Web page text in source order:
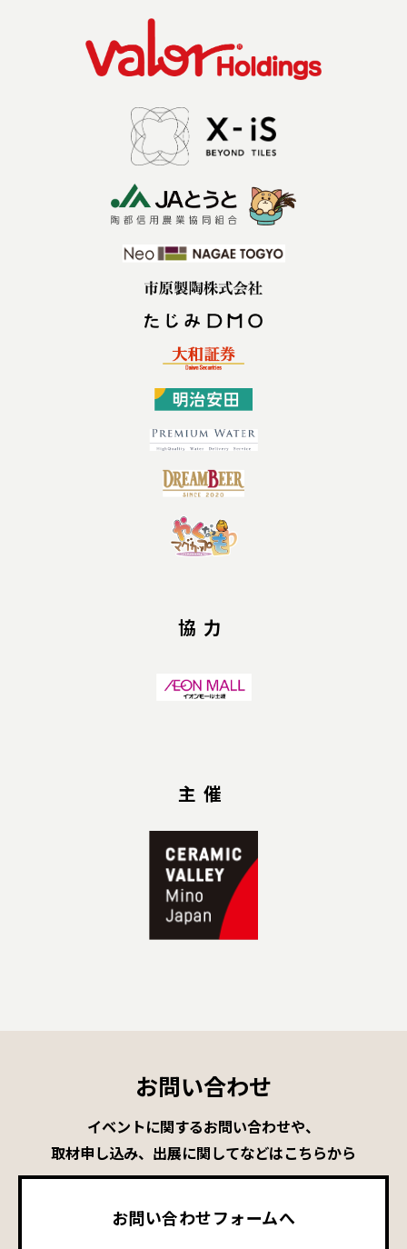
協力
主催
お問い合わせ
イベントに関するお問い合わせや、
取材申し込み、出展に関してなどはこちらから
お問い合わせフォームへ